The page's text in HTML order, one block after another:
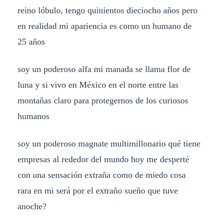
reino lóbulo, tengo quinientos dieciocho años pero
en realidad mi apariencia es como un humano de
25 años
soy un poderoso alfa mi manada se llama flor de
luna y si vivo en México en el norte entre las
montañas claro para protegernos de los curiosos
humanos
soy un poderoso magnate multimillonario qué tiene
empresas al rededor del mundo hoy me desperté
con una sensación extraña como de miedo cosa
rara en mi será por el extraño sueño que tuve
anoche?